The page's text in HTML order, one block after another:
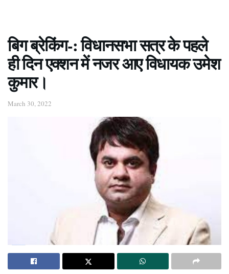
बिग ब्रेकिंग-: विधानसभा सत्र के पहले
ही दिन एक्शन में नजर आए विधायक उमेश
कुमार।
March 30, 2022